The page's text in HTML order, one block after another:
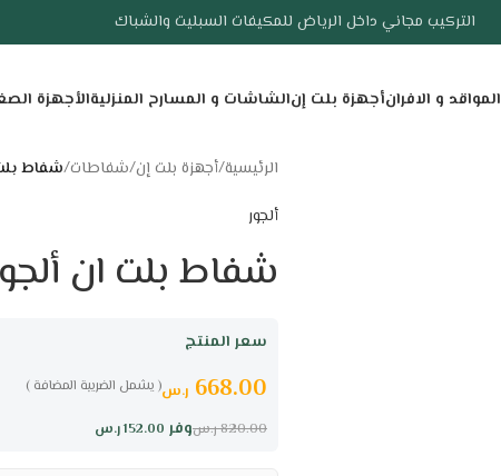
التركيب مجاني داخل الرياض للمكيفات السبليت والشباك
المواقد و الافرانأجهزة بلت إنالشاشات و المسارح المنزليةالأجهزة
الرئيسية/أجهزة بلت إن/شفاطات/شفاط بلت ان
ألجور
شفاط بلت ان ألجور هرمي
سعر المنتج
( يشمل الضريبة المضافة ) 668.00 ر.س
وفر 152.00ر.س 820.00ر.س